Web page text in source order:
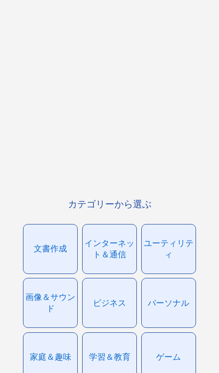
カテゴリーから選ぶ
文書作成
インターネッ
ト＆通信
ユーティリテ
ィ
画像＆サウン
ド
ビジネス パーソナル
家庭＆趣味 学習＆教育 ゲーム